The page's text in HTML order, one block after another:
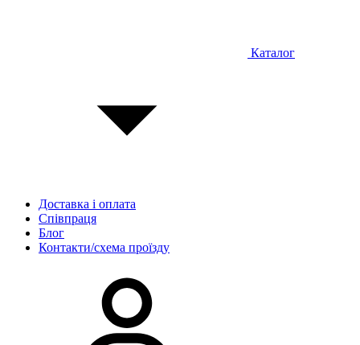
Каталог
Доставка і оплата
Співпраця
Блог
Контакти/схема проїзду